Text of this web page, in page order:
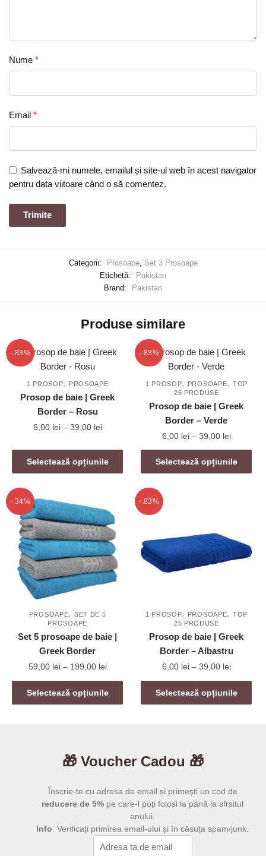
Nume *
Email *
Salvează-mi numele, emailul și site-ul web în acest navigator
pentru data viitoare când o să comentez.
Categorii: Prosoape, Set 3 Prosoape
Etichetă:
Pakistan
Brand:
Pakistan
Produse similare
- 83%
1 PROSOP, PROSOAPE
Prosop de baie | Greek
Border – Rosu
6,00 lei – 39,00 leiInterval
prețuri:
6,00 lei
Selectează opțiunile
Acest
produs
multe
variații.
Opțiunile
pot
fi
alese
în
produsului.
- 83%
1 PROSOP, PROSOAPE, TOP
25 PRODUSE
Prosop de baie | Greek
Border – Verde
6,00 lei – 39,00 leiInterval
de
prețuri:
6,00 lei
Selectează opțiunile
Acest
produs
Opțiunile
pot
pagina
- 34%
PROSOAPE, SET DE 5
PROSOAPE
Set 5 prosoape de baie |
Greek Border
59,00 lei – 199,00 leiInterval
de
prețuri:
59,00 lei
Selectează opțiunile
Acest
produs
variații.
pot
fi
în
- 83%
1 PROSOP, PROSOAPE, TOP
25 PRODUSE
Prosop de baie | Greek
Border – Albastru
6,00 lei – 39,00 leiInterval
de
prețuri:
6,00 lei
Selectează opțiunile
Acest
produs
variații.
pot
fi
în
🎁 Voucher Cadou 🎁
Înscrie-te cu adresa de email și primești un cod de
reducere de 5% pe care-l poți folosi la până la sfrsitul
anului.
Info: Verificați primirea email-ului și în căsuța spam/junk.